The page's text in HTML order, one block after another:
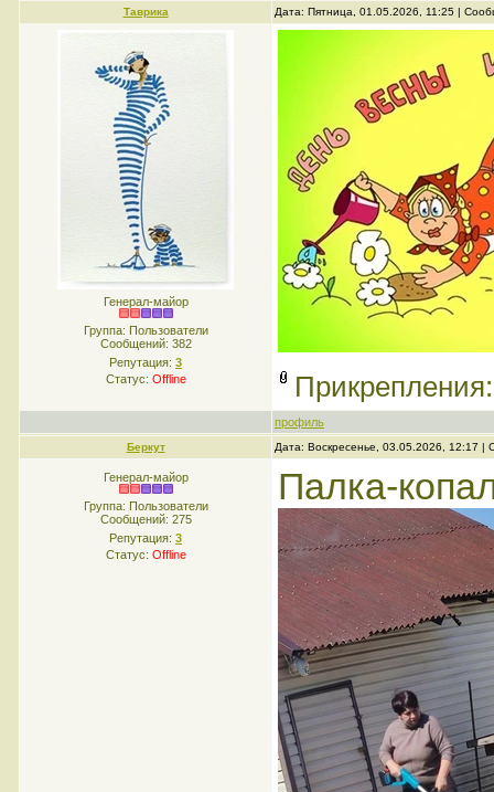
Таврика Дата: Пятница, 01.05.2026, 11:25 |
Генерал-майор
Группа: Пользователи
Сообщений: 382
Репутация: 3
Статус: Offline
профиль
Беркут Дата: Воскресенье, 03.05.2026, 12:17
Генерал-майор
Группа: Пользователи
Сообщений: 275
Репутация: 3
Статус: Offline
Палка-